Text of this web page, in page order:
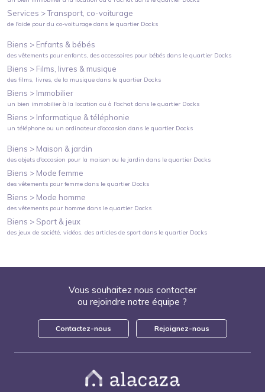
Services >Transport, co-voiturage
de l'aide pour du co-voiturage dans le quartier Docks
Biens > Enfants & bébés
des vêtements pour enfants, des accessoires pour bébés dans le quartier Docks
Biens > Films, livres & musique
des films, livres, de la musique dans le quartier Docks
Biens > Immobilier
un bien immobilier à la location ou à l'achat dans le quartier Docks
Biens > Informatique & téléphonie
un téléphone ou un ordinateur d'occasion dans le quartier Docks
Biens > Maison & jardin
des objets d'occasion pour la maison ou le jardin dans le quartier Docks
Biens > Mode femme
des vêtements pour femme dans le quartier Docks
Biens > Mode homme
des vêtements pour homme dans le quartier Docks
Biens > Sport & jeux
des jeux de société, vidéos, des articles de sport dans le quartier Docks
Vous souhaitez nous contacter
ou rejoindre notre équipe ?
Contactez-nous Rejoignez-nous